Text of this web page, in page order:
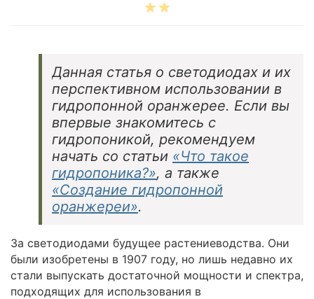
Данная статья о светодиодах и их
перспективном использовании в
гидропонной оранжерее. Если вы
впервые знакомитесь с
гидропоникой, рекомендуем
начать со статьи «Что такое
гидропоника?», а также
«Создание гидропонной
оранжереи».
За светодиодами будущее растениеводства. Они
были изобретены в 1907 году, но лишь недавно их
стали выпускать достаточной мощности и спектра,
подходящих для использования в